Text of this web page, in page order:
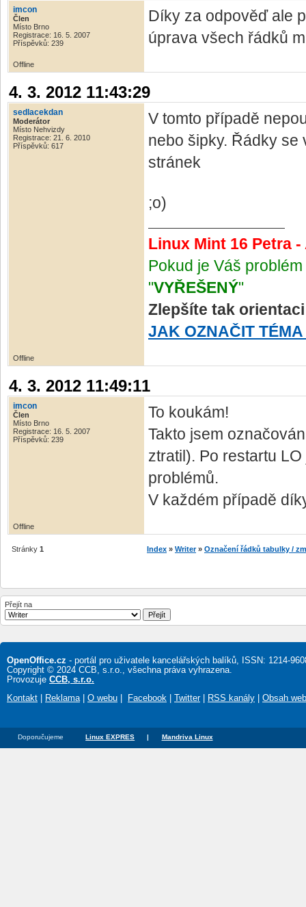
imcon
Člen
Místo Brno
Registrace: 16. 5. 2007
Příspěvků: 239
Díky za odpověď ale
úprava všech řádků
Offline
4. 3. 2012 11:43:29
sedlacekdan
Moderátor
Místo Nehvizdy
Registrace: 21. 6. 2010
Příspěvků: 617
V tomto případě
nebo šipky. Řádky se
stránek
;o)
Linux Mint 16 Petra
Pokud je Váš
"VYŘEŠENÝ"
Zlepšíte tak
JAK OZNAČIT TÉMA
Offline
4. 3. 2012 11:49:11
imcon
Člen
Místo Brno
Registrace: 16. 5. 2007
Příspěvků: 239
To koukám!
Takto jsem
ztratil). Po restartu
problémů.
V každém případě
Offline
Stránky 1 Index » Writer » Označení řádků tabulky /
Přejít na
OpenOffice.cz - portál pro uživatele kancelářských balíků, ISSN: 1214-
Copyright © 2024 CCB, s.r.o., všechna práva vyhrazena.
Provozuje CCB, s.r.o.
Kontakt
Reklama| O webu Facebook Twitter| RSS kanály Obsah
Doporučujeme Linux EXPRES | Mandriva Linux